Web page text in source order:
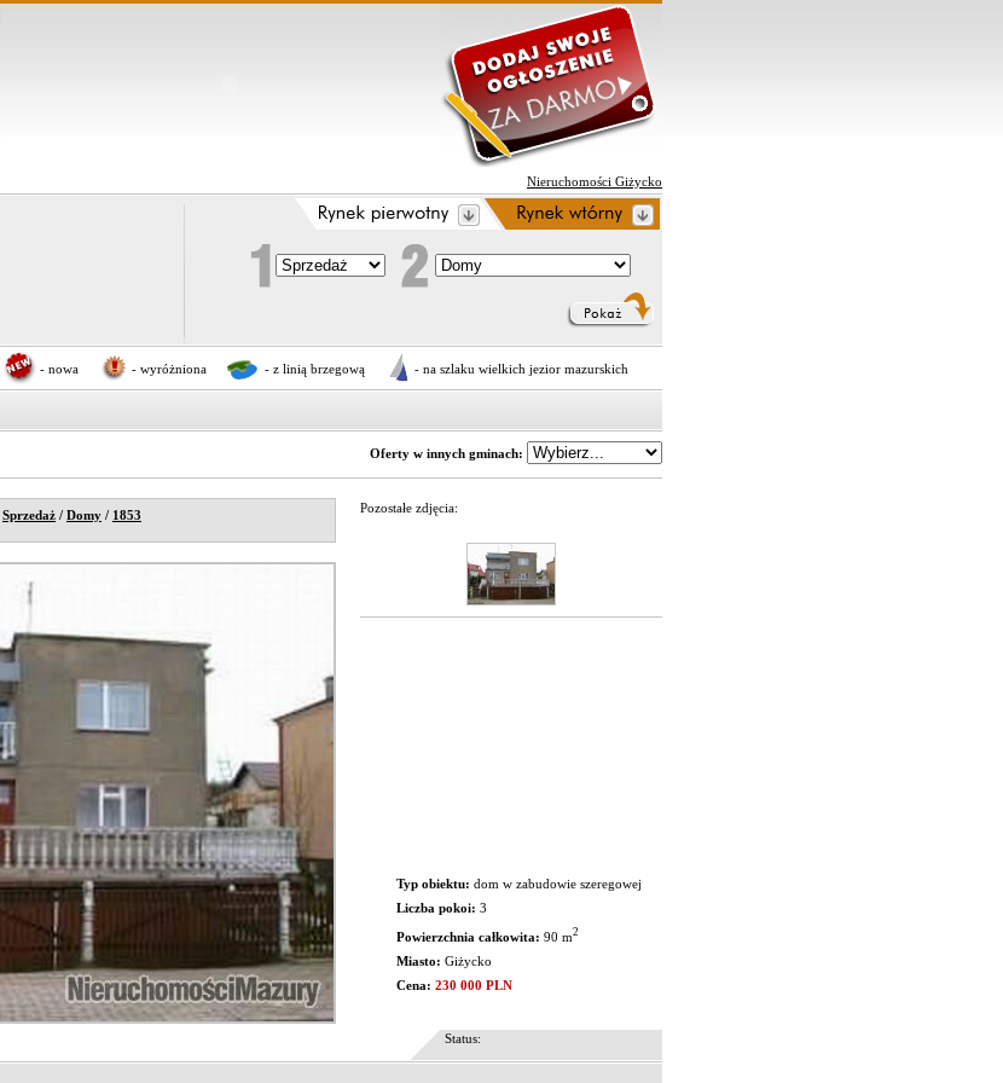
Nieruchomości Giżycko
- nowa - wyróżniona - z linią brzegową - na szlaku wielkich jezior mazurskich
Oferty w innych gminach:
Sprzedaż / Domy / 1853 Pozostałe zdjęcia:
Typ obiektu: dom w zabudowie szeregowej
Liczba pokoi: 3
Powierzchnia całkowita: 90 m2
Miasto: Giżycko
Cena: 230 000 PLN
Status: